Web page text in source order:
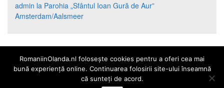
admin la Parohia „Sfântul Ioan Gură de Aur”
Amsterdam/Aalsmeer
RomaniinOlanda.nl folosește cookies pentru a oferi cea mai
bună experiență online. Continuarea folosirii site-ului înseamnă
că sunteți de acord.